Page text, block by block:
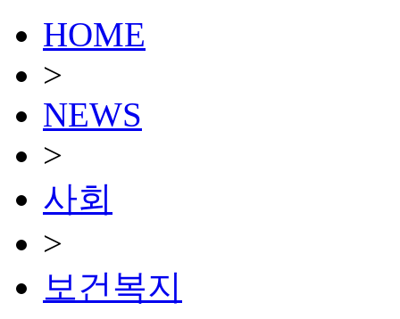
HOME
>
NEWS
>
사회
>
보건복지